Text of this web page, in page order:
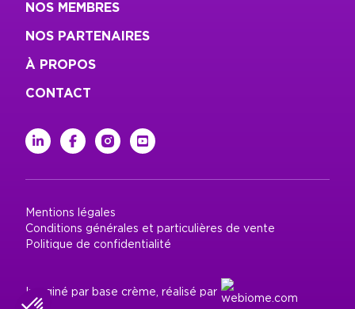
NOS MEMBRES
NOS PARTENAIRES
À PROPOS
CONTACT
linkedinfacebookinstagramyoutube
Mentions légales
Conditions générales et particulières de vente
Politique de confidentialité
Imaginé par base crème réalisé par